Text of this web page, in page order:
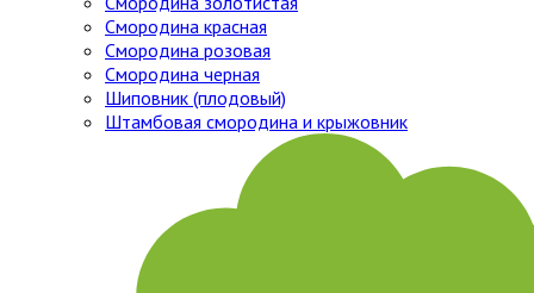
Смородина красная
Смородина розовая
Смородина черная
Шиповник (плодовый)
Штамбовая смородина и крыжовник